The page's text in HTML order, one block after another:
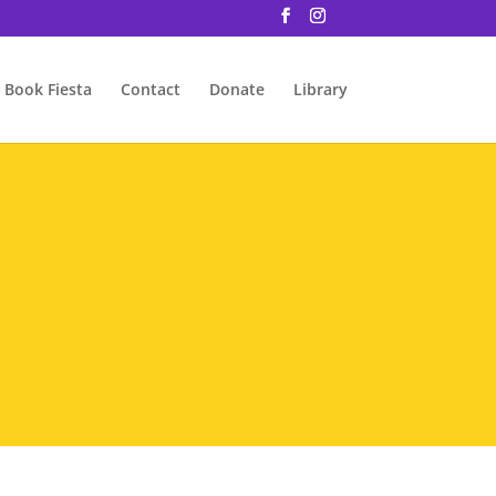
Book Fiesta Contact Donate Library